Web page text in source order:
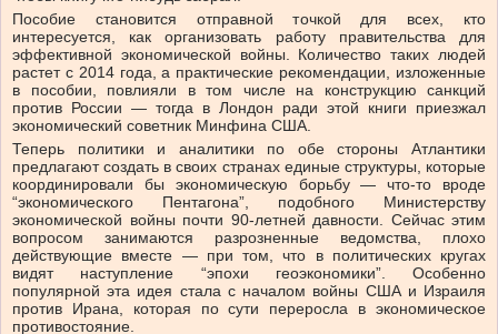
Пособие становится отправной точкой для всех, кто
интересуется, как организовать работу правительства для
эффективной экономической войны. Количество таких людей
растет с 2014 года, а практические рекомендации, изложенные
в пособии, повлияли в том числе на конструкцию санкций
против России — тогда в Лондон ради этой книги приезжал
экономический советник Минфина США.
Теперь политики и аналитики по обе стороны Атлантики
предлагают создать в своих странах единые структуры, которые
координировали бы экономическую борьбу — что-то вроде
“экономического Пентагона”, подобного Министерству
экономической войны почти 90-летней давности. Сейчас этим
вопросом занимаются разрозненные ведомства, плохо
действующие вместе — при том, что в политических кругах
видят наступление “эпохи геоэкономики”. Особенно
популярной эта идея стала с началом войны США и Израиля
против Ирана, которая по сути переросла в экономическое
противостояние.